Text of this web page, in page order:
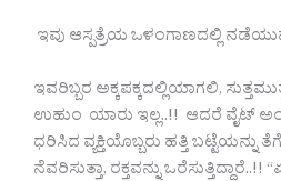
ಇವು ಆಸ್ಪತ್ರೆಯ ಒಳಂಗಾಣದಲ್ಲಿ
ಇವರಿಬ್ಬರ ಅಕ್ಕಪಕ್ಕದಲ್ಲಿಯಾಗಲಿ,
ಉಹುಂ ಯಾರು ಇಲ್ಲ..!! ಆದರೆ ವೈಟ್
ಧರಿಸಿದ ವ್ಯಕ್ತಿಯೊಬ್ಬರು ಹತ್ತಿ ಬಟ್ಟೆಯನ್ನು
ನೆವರಿಸುತ್ತಾ, ರಕ್ತವನ್ನು